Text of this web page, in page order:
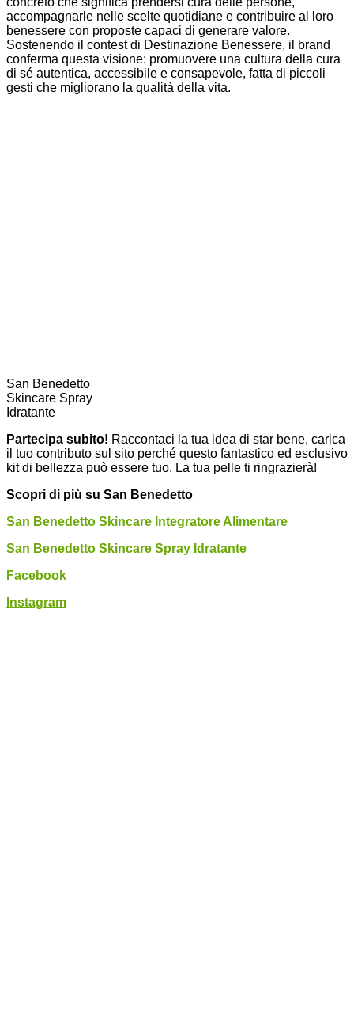
accompagnarle nelle scelte quotidiane e contribuire al loro
benessere con proposte capaci di generare valore.
Sostenendo il contest di Destinazione Benessere, il brand
conferma questa visione: promuovere una cultura della cura
di sé autentica, accessibile e consapevole, fatta di piccoli
gesti che migliorano la qualità della vita.
San Benedetto
Skincare Spray
Idratante
Partecipa subito! Raccontaci la tua idea di star bene, carica
il tuo contributo sul sito perché questo fantastico ed esclusivo
kit di bellezza può essere tuo. La tua pelle ti ringrazierà!
Scopri di più su San Benedetto
San Benedetto Skincare Integratore Alimentare
San Benedetto Skincare Spray Idratante
Facebook
Instagram